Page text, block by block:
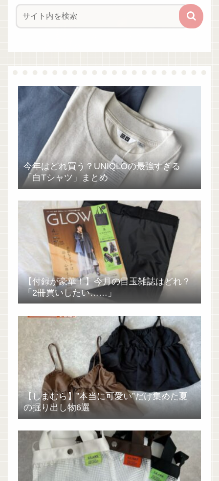
今年はどれ買う？UNIQLOの最強すぎる
「白Tシャツ」まとめ
【付録が豪華！】今月の目玉雑誌はどれ？
「2冊買いしたい……」
【しまむら】”本当に可愛い”だけ集めた夏
の掘り出し物6選